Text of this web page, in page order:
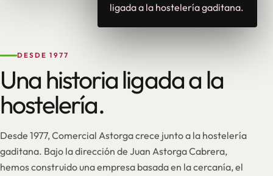
ligada a la hostelería gaditana.
DESDE 1977
Una historia ligada a la
hostelería.
Desde 1977, Comercial Astorga crece junto a la hostelería
gaditana. Bajo la dirección de Juan Astorga Cabrera,
hemos construido una empresa basada en la cercanía, el